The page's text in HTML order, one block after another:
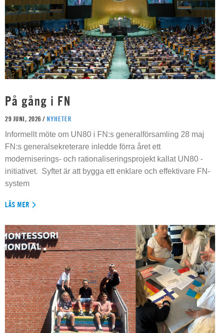
På gång i FN
29 JUNI, 2026 / NYHETER
Informellt möte om UN80 i FN:s generalförsamling 28 maj
FN:s generalsekreterare inledde förra året ett
moderniserings- och rationaliseringsprojekt kallat UN80 -
initiativet. Syftet är att bygga ett enklare och effektivare FN-
system
LÄS MER